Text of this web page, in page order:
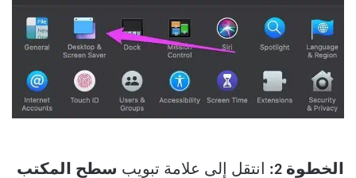
الخطوة 2: انتقل إلى علامة تبويب سطح المكتب